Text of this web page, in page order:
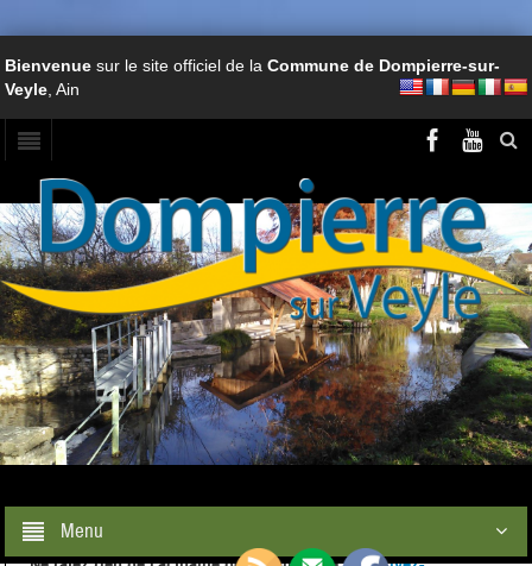
Bienvenuesur le site officiel de laCommune de Dompierre-sur-
Veyle , Ain
Menu
Ne ratez rien de l'actualité de la commune :inscrivez-